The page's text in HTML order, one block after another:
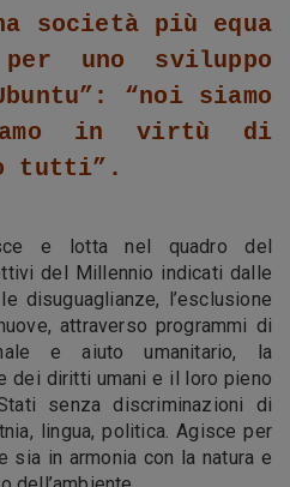
società più equa
uno sviluppo
“noi siamo
in virtù di
tutti”.
e lotta nel quadro del
del Millennio indicati dalle
disuguaglianze, l’esclusione
attraverso programmi di
e aiuto umanitario, la
dei diritti umani e il loro pieno
senza discriminazioni di
lingua, politica. Agisce per
sia in armonia con la natura e